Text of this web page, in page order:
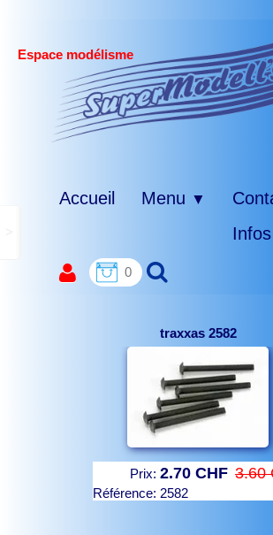
Espace modélisme
Accueil Menu ▼
Infos
0
traxxas 2582
Prix: 2.70 CHF 3.60
Référence: 2582